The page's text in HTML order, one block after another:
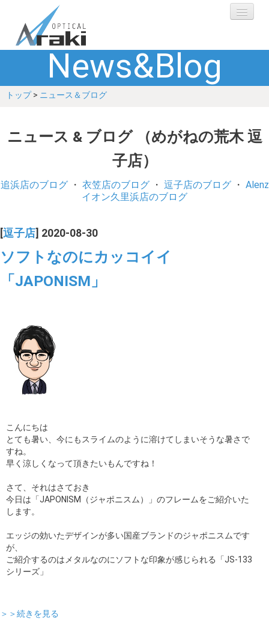
選ばれる理由
ブランド
ショップ
お客さまの声
ギャラリー
ブログ
採用
News&Blog
トップ> ニュース＆ブログ
ニュース & ブログ （めがねの荒木 逗
子店）
追浜店のブログ・ 衣笠店のブログ・ 逗子店のブログ・ Alenz
イオン久里浜店のブログ
逗子店 ] 2020-08-30
ソフトなのにカッコイイ
「JAPONISM」
こんにちは
とても暑い、今にもスライムのように溶けてしまいそうな暑さで
すね。
早く涼しくなって頂きたいもんですね！
さて、それはさておき
今日は「JAPONISM（ジャポニスム）」のフレームをご紹介いた
します。
エッジの効いたデザインが多い国産ブランドのジャポニスムです
が、
ご紹介するのはメタルなのにソフトな印象が感じられる「JS-133
シリーズ」
＞＞続きを見る